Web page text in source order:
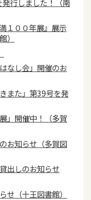
行しました！（南
１００年展』展示
）
なし会」開催のお
また」第39号を発
」開催中！（多賀
お知らせ（多賀図
出しのお知らせ
せ（十王図書館）